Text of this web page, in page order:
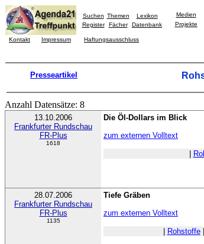
Suchen Themen
Lexikon
Register
Fächer Datenbank
Medien
Projekte
Kontakt Impressum Haftungsausschluss
Presseartikel
Anzahl Datensätze: 8
13.10.2006
Frankfurter Rundschau
FR-Plus
1618
Die Öl-Dollars im Blick
zum externen Volltext
28.07.2006
Frankfurter Rundschau
FR-Plus
1135
Tiefe Gräben
zum externen Volltext
Rohstoffe|